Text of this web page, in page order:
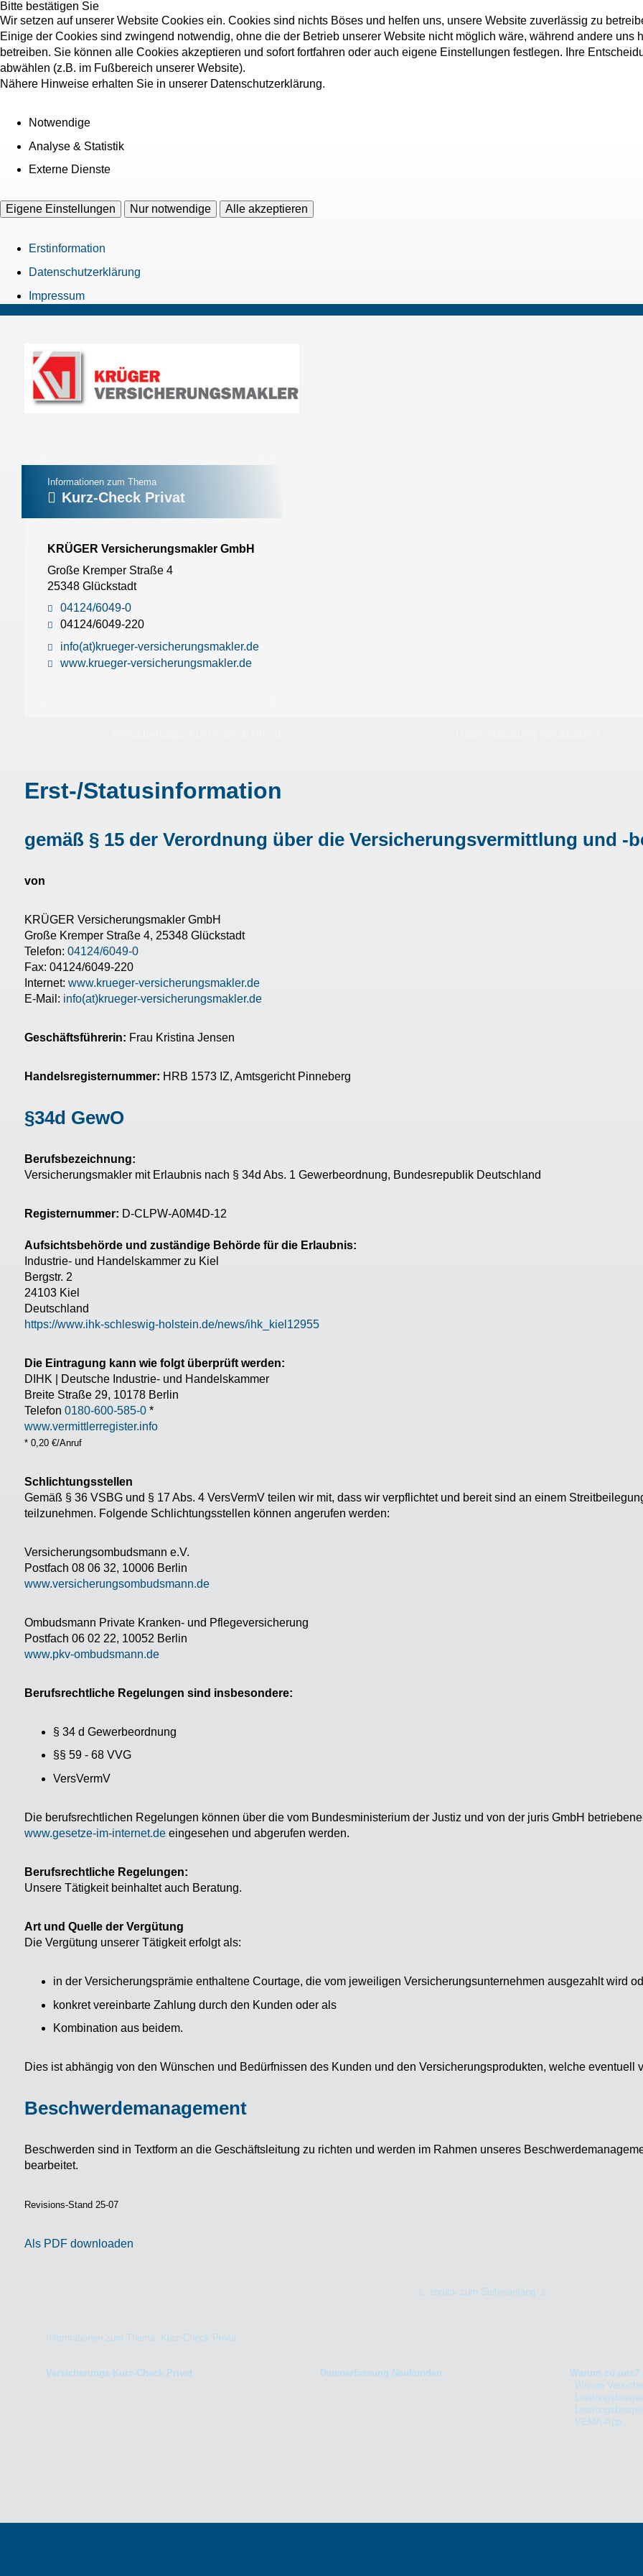
Bitte bestätigen Sie
Wir setzen auf unserer Website Cookies ein. Cookies sind nichts Böses und helfen uns, unsere Website zuverlässig zu
Einige der Cookies sind zwingend notwendig, ohne die der Betrieb unserer Website nicht möglich wäre, während andere
betreiben. Sie können alle Cookies akzeptieren und sofort fortfahren oder auch eigene Einstellungen festlegen. Ihre
abwählen (z.B. im Fußbereich unserer Website).
Nähere Hinweise erhalten Sie in unserer Datenschutzerklärung.
Notwendige
Analyse & Statistik
Externe Dienste
Eigene Einstellungen Nur notwendige Alle akzeptieren
Erstinformation
Datenschutzerklärung
Impressum
Informationen zum Thema
Kurz-Check Privat
KRÜGER Versicherungsmakler GmbH
Große Kremper Straße 4
25348 Glückstadt
04124/6049-0
04124/6049-220
info(at)krueger-versicherungsmakler.de
www.krueger-versicherungsmakler.de
Erst-/Statusinformation
gemäß § 15 der Verordnung über die Versicherungsvermittlung und -
von
KRÜGER Versicherungsmakler GmbH
Große Kremper Straße 4, 25348 Glückstadt
Telefon: 04124/6049-0
Fax: 04124/6049-220
Internet: www.krueger-versicherungsmakler.de
E-Mail: info(at)krueger-versicherungsmakler.de
Geschäftsführerin: Frau Kristina Jensen
Handelsregisternummer: HRB 1573 IZ, Amtsgericht Pinneberg
§34d GewO
Berufsbezeichnung:
Versicherungsmakler mit Erlaubnis nach § 34d Abs. 1 Gewerbeordnung, Bundesrepublik Deutschland
Registernummer: D-CLPW-A0M4D-12
Aufsichtsbehörde und zuständige Behörde für die Erlaubnis:
Industrie- und Handelskammer zu Kiel
Bergstr. 2
24103 Kiel
Deutschland
https://www.ihk-schleswig-holstein.de/news/ihk_kiel12955
Die Eintragung kann wie folgt überprüft werden:
DIHK | Deutsche Industrie- und Handelskammer
Breite Straße 29, 10178 Berlin
Telefon 0180-600-585-0*
www.vermittlerregister.info
* 0,20 €/Anruf
Schlichtungsstellen
Gemäß § 36 VSBG und § 17 Abs. 4 VersVermV teilen wir mit, dass wir verpflichtet und bereit sind an einem
teilzunehmen. Folgende Schlichtungsstellen können angerufen werden:
Versicherungsombudsmann e.V.
Postfach 08 06 32, 10006 Berlin
www.versicherungsombudsmann.de
Ombudsmann Private Kranken- und Pflegeversicherung
Postfach 06 02 22, 10052 Berlin
www.pkv-ombudsmann.de
Berufsrechtliche Regelungen sind insbesondere:
§ 34 d Gewerbeordnung
§§ 59 - 68 VVG
VersVermV
Die berufsrechtlichen Regelungen können über die vom Bundesministerium der Justiz und von der juris GmbH
www.gesetze-im-internet.deeingesehen und abgerufen werden.
Berufsrechtliche Regelungen:
Unsere Tätigkeit beinhaltet auch Beratung.
Art und Quelle der Vergütung
Die Vergütung unserer Tätigkeit erfolgt als:
in der Versicherungsprämie enthaltene Courtage, die vom jeweiligen Versicherungsunternehmen ausgezahlt wird
konkret vereinbarte Zahlung durch den Kunden oder als
Kombination aus beidem.
Dies ist abhängig von den Wünschen und Bedürfnissen des Kunden und den Versicherungsprodukten, welche eventuell
Beschwerdemanagement
Beschwerden sind in Textform an die Geschäftsleitung zu richten und werden im Rahmen unseres
bearbeitet.
Revisions-Stand 25-07
Als PDF downloaden
zurück zum Seitenanfang
Informationen zum Thema: Kurz-Check Privat
Versicherungs-Kurz-Check Privat Datenerfassung Neukunden
Warum zu uns?
Warum
VEMA-App